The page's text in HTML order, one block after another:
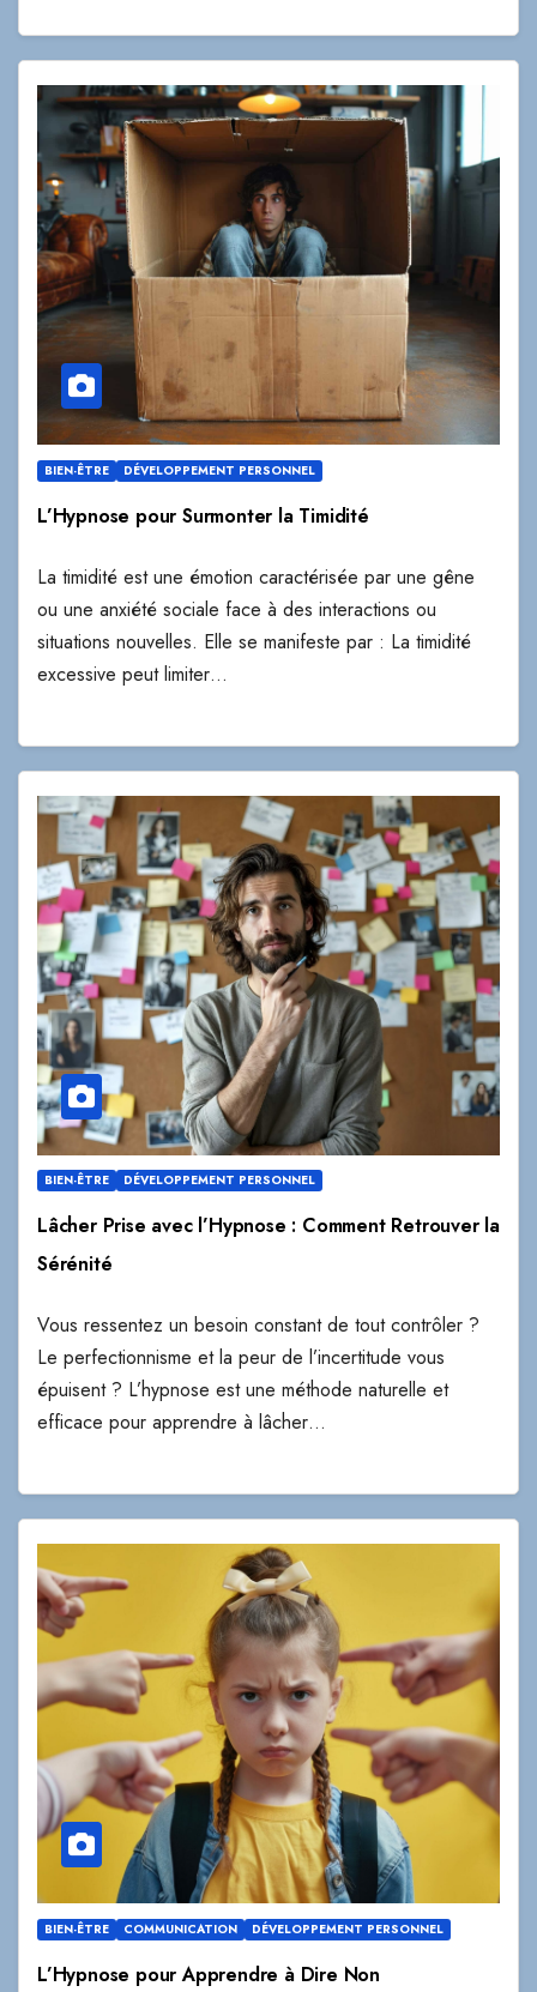
BIEN-ÊTRE DÉVELOPPEMENT PERSONNEL
L’Hypnose pour Surmonter la Timidité
La timidité est une émotion caractérisée par une gêne
ou une anxiété sociale face à des interactions ou
situations nouvelles. Elle se manifeste par : La timidité
excessive peut limiter…
BIEN-ÊTRE DÉVELOPPEMENT PERSONNEL
Lâcher Prise avec l’Hypnose : Comment Retrouver la
Sérénité
Vous ressentez un besoin constant de tout contrôler ?
Le perfectionnisme et la peur de l’incertitude vous
épuisent ? L’hypnose est une méthode naturelle et
efficace pour apprendre à lâcher…
BIEN-ÊTRE COMMUNICATION DÉVELOPPEMENT PERSONNEL
L’Hypnose pour Apprendre à Dire Non